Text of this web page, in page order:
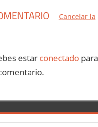
Cancelar la
estar conectadopara